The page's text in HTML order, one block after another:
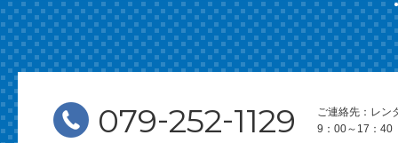
079-252-1129
ご連絡先：レン
9：00～17：